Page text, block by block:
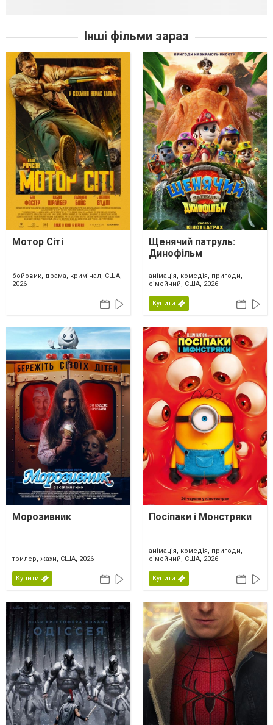
Інші фільми зараз
Мотор Сіті
бойовик, драма, кримінал, США,
2026
Щенячий патруль:
Динофільм
анімація, комедія, пригоди,
сімейний, США, 2026
Купити
Морозивник
трилер, жахи, США, 2026
Купити
Посіпаки і Монстряки
анімація, комедія, пригоди,
сімейний, США, 2026
Купити